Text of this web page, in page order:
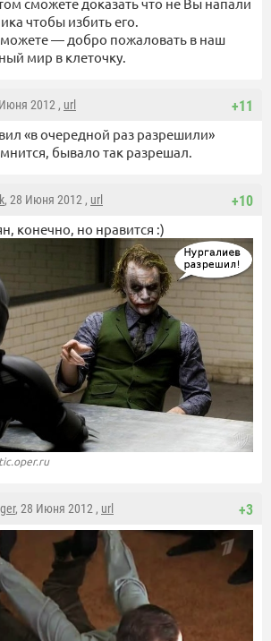
чтобы избить его.
— добро пожаловать в наш
мир в клеточку.
+11
2012 , url
«в очередной раз разрешили»
бывало так разрешал.
+10
, 28 Июня 2012 , url
конечно, но нравится :)
+3
, 28 Июня 2012 , url